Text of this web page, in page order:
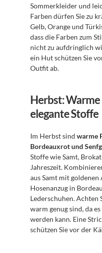
Sommerkleider und
Farben dürfen Sie zu
Gelb, Orange und
dass die Farben zum
nicht zu aufdringlich
ein Hut schützen Sie
Outfit ab.
Herbst: Warme
elegante Stoffe
Im Herbst sind warme
Bordeauxrot und
Stoffe wie Samt,
Jahreszeit.
aus Samt mit goldenen
Hosenanzug in
Lederschuhen. Achten
warm genug sind, da
werden kann. Eine
schützen Sie vor der